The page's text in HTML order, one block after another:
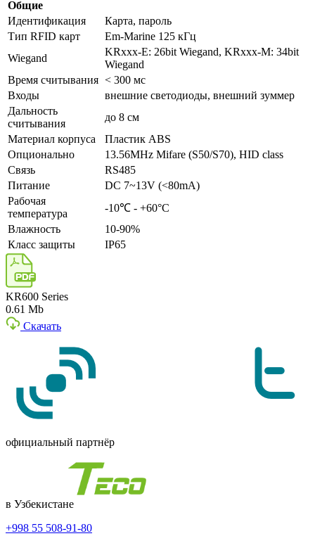
Общие
Идентификация
Карта, пароль
Тип RFID карт
Em-Marine 125 кГц
Wiegand
KRxxx-E: 26bit Wiegand, KRxxx-M: 34bit
Wiegand
Время считывания < 300 мс
Входы
внешние светодиоды, внешний зуммер
Дальность
считывания
до 8 см
Материал корпуса
Пластик ABS
Опционально
13.56MHz Mifare (S50/S70), HID class
Связь
RS485
Питание
DC 7~13V (<80mA)
Рабочая
температура
-10℃ - +60°C
Влажность
10-90%
Класс защиты
IP65
KR600 Series
0.61 Mb
Скачать
официальный партнёр
в Узбекистане
+998 55 508-91-80